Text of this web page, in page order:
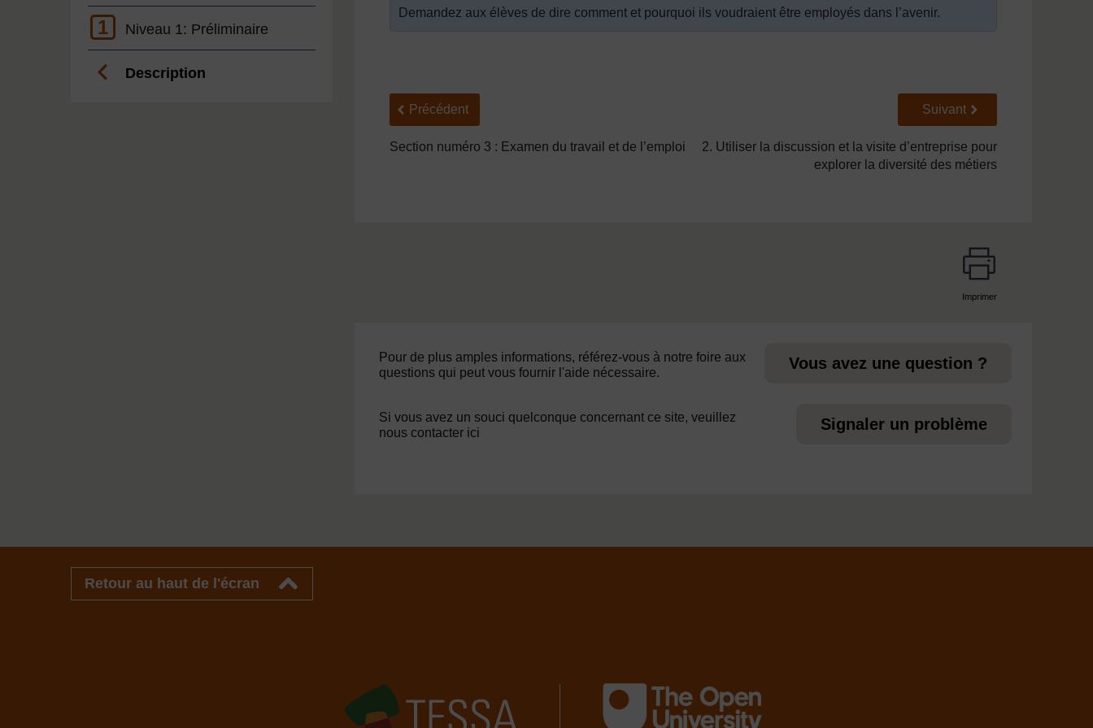
1 Niveau 1: Préliminaire
Description
Demandez aux élèves de dire comment et pourquoi ils voudraient être employés dans l’avenir.
Précédent
Précédent
Section numéro 3 : Examen du travail et de l’emploi
Suivant
Suivant
2. Utiliser la discussion et la visite d’entreprise pour
explorer la diversité des métiers
Imprimer
Pour de plus amples informations, référez-vous à notre foire aux
questions qui peut vous fournir l'aide nécessaire.
Vous avez une question ?
Si vous avez un souci quelconque concernant ce site, veuillez
nous contacter ici
Signaler un problème
Retour au haut de l'écran